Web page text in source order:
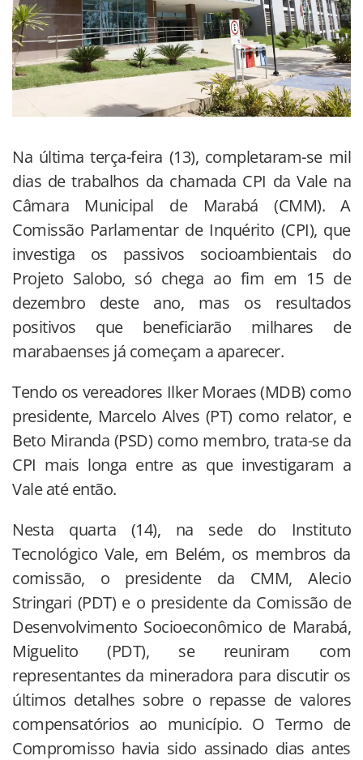
Na última terça-feira (13), completaram-se mil
dias de trabalhos da chamada CPI da Vale na
Câmara Municipal de Marabá (CMM). A
Comissão Parlamentar de Inquérito (CPI), que
investiga os passivos socioambientais do
Projeto Salobo, só chega ao fim em 15 de
dezembro deste ano, mas os resultados
positivos que beneficiarão milhares de
marabaenses já começam a aparecer.
Tendo os vereadores Ilker Moraes (MDB) como
presidente, Marcelo Alves (PT) como relator, e
Beto Miranda (PSD) como membro, trata-se da
CPI mais longa entre as que investigaram a
Vale até então.
Nesta quarta (14), na sede do Instituto
Tecnológico Vale, em Belém, os membros da
comissão, o presidente da CMM, Alecio
Stringari (PDT) e o presidente da Comissão de
Desenvolvimento Socioeconômico de Marabá,
Miguelito (PDT), se reuniram com
representantes da mineradora para discutir os
últimos detalhes sobre o repasse de valores
compensatórios ao município. O Termo de
Compromisso havia sido assinado dias antes